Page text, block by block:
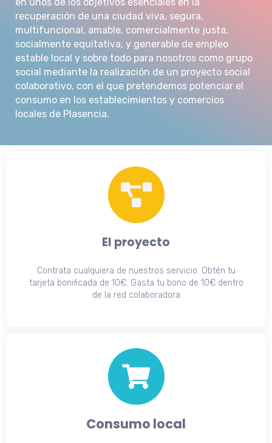
en unos de los objetivos esenciales en la
recuperación de una ciudad viva, segura,
multifuncional, amable, comercialmente justa,
socialmente equitativa, y generable de empleo
estable local y sobre todo para nosotros como grupo
social mediante la realización de un proyecto social
colaborativo, con el que pretendemos potenciar el
consumo en los establecimientos y comercios
locales de Plasencia.
El proyecto
Contrata cualquiera de nuestros servicio. Obtén tu
tarjeta bonificada de 10€. Gasta tu bono de 10€ dentro
de la red colaboradora
Consumo local